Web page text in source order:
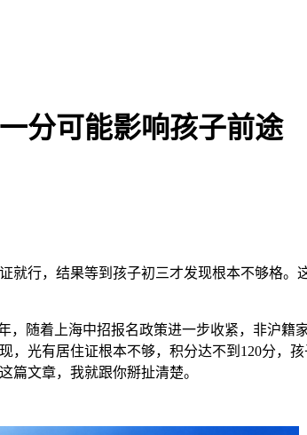
分可能影响孩子前途
行，结果等到孩子初三才发现根本不够格
随着上海中招报名政策进一步收紧，非沪籍
光有居住证根本不够，积分达不到120分，
篇文章，我就跟你掰扯清楚。